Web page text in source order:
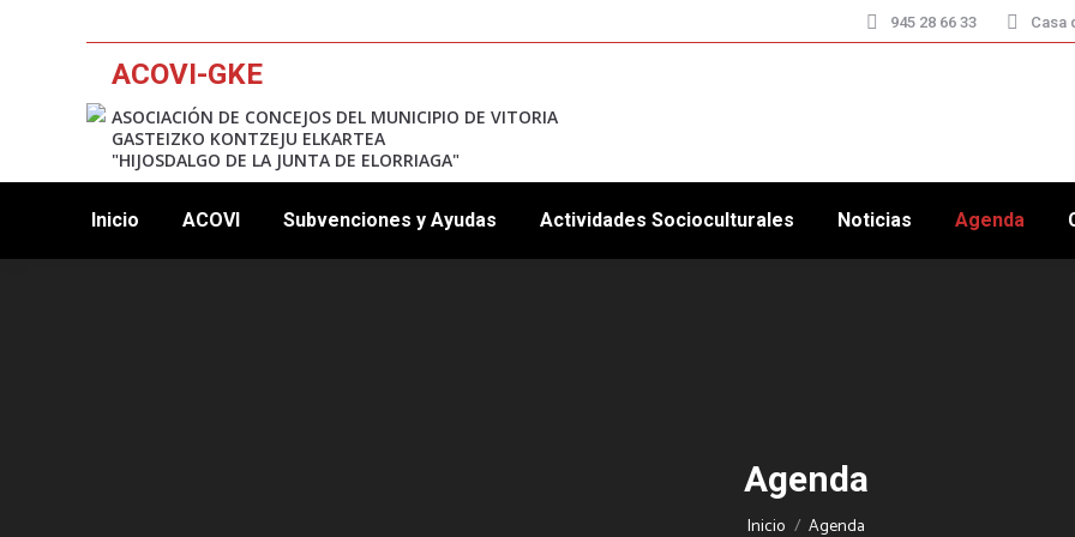
945 28 66 33 Casa
ACOVI-GKE
ASOCIACIÓN DE CONCEJOS DEL MUNICIPIO DE VITORIA
GASTEIZKO KONTZEJU ELKARTEA
"HIJOSDALGO DE LA JUNTA DE ELORRIAGA"
Inicio ACOVI Subvenciones y Ayudas Actividades Socioculturales Noticias Agenda
Agenda
Estás aquí:
Inicio Agenda